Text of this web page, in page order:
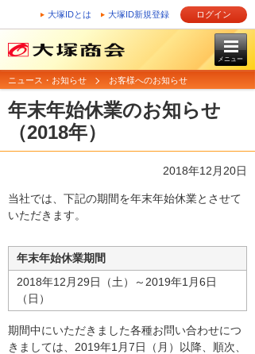
大塚IDとは 大塚ID新規登録 ログイン
メニュー
ニュース・お知らせ お客様へのお知らせ
年末年始休業のお知らせ
（2018年）
2018年12月20日
当社では、下記の期間を年末年始休業とさせて
いただきます。
年末年始休業期間
2018年12月29日（土）～2019年1月6日
（日）
期間中にいただきました各種お問い合わせにつ
きましては、2019年1月7日（月）以降、順次、